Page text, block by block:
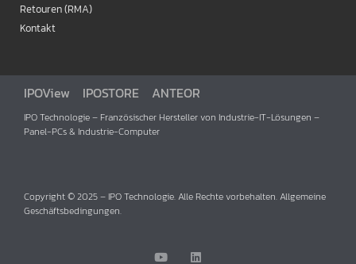
Retouren (RMA)
Kontakt
IPOView IPOSTORE ANTEOR
IPO Technologie – Französischer Hersteller von Industrie-IT-Lösungen –
Panel-PCs & Industrie-Computer
Copyright © 2025 – IPO Technologie. Alle Rechte vorbehalten. Allgemeine
Geschäftsbedingungen.